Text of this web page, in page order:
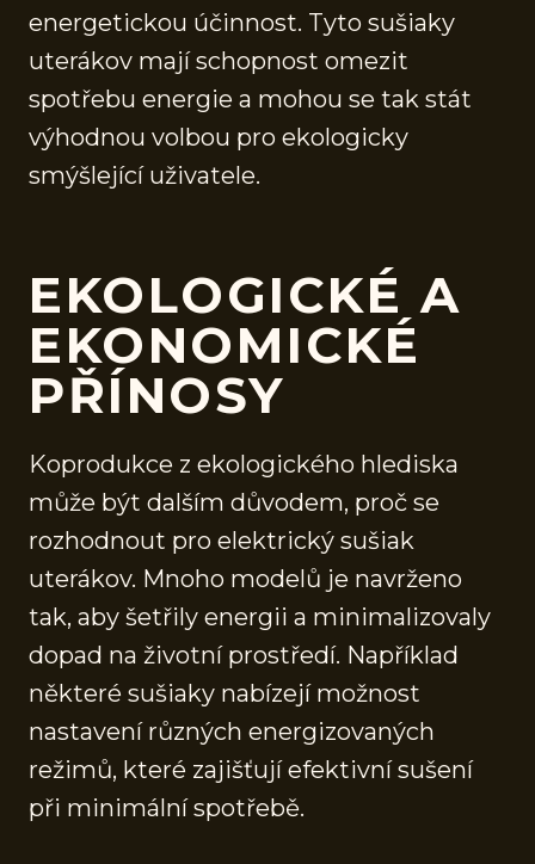
energetickou účinnost. Tyto sušiaky
uterákov mají schopnost omezit
spotřebu energie a mohou se tak stát
výhodnou volbou pro ekologicky
smýšlející uživatele.
EKOLOGICKÉ A
EKONOMICKÉ
PŘÍNOSY
Koprodukce z ekologického hlediska
může být dalším důvodem, proč se
rozhodnout pro elektrický sušiak
uterákov. Mnoho modelů je navrženo
tak, aby šetřily energii a minimalizovaly
dopad na životní prostředí. Například
některé sušiaky nabízejí možnost
nastavení různých energizovaných
režimů, které zajišťují efektivní sušení
při minimální spotřebě.